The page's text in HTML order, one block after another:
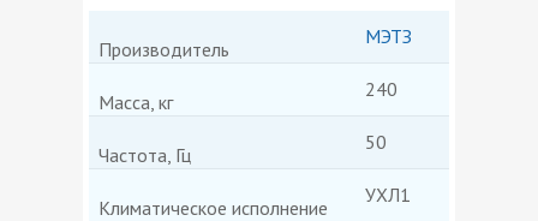
Производитель
МЭТЗ
Масса, кг
240
Частота, Гц
50
Климатическое исполнение
УХЛ1